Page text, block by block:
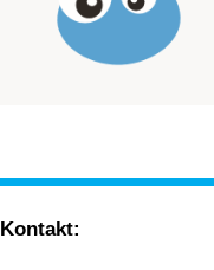
Kontakt: